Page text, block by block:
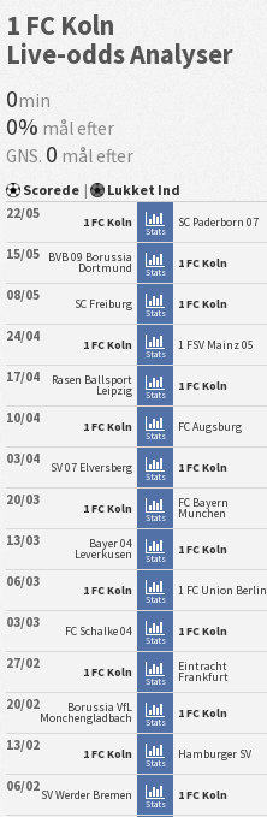
1 FC Koln
Live-odds Analyser
0min
0% mål efter
GNS. 0 mål efter
Scorede | Lukket Ind
22/05 1 FC Koln
Stats
SC Paderborn 07
15/05 BVB 09 Borussia
Dortmund Stats
1 FC Koln
08/05 SC Freiburg
Stats
1 FC Koln
24/04 1 FC Koln
Stats
1 FSV Mainz 05
17/04 Rasen Ballsport
Leipzig Stats
1 FC Koln
10/04 1 FC Koln
Stats
FC Augsburg
03/04 SV 07 Elversberg
Stats
1 FC Koln
20/03 1 FC Koln
Stats
FC Bayern
Munchen
13/03 Bayer 04
Leverkusen Stats
1 FC Koln
06/03 1 FC Koln
Stats
1 FC Union Berlin
03/03 FC Schalke 04
Stats
1 FC Koln
27/02 1 FC Koln
Stats
Eintracht
Frankfurt
20/02 Borussia VfL
Monchengladbach Stats
1 FC Koln
13/02 1 FC Koln
Stats
Hamburger SV
06/02SV Werder Bremen
Stats
1 FC Koln